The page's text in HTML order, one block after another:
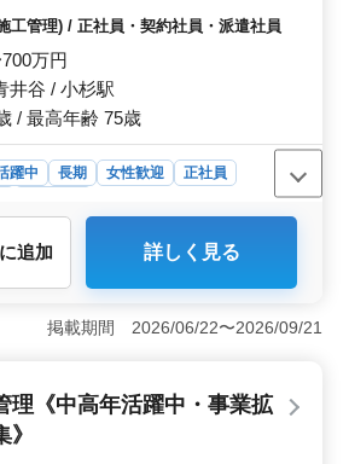
作成 ・工事の工程、品質、安全管理 ・
是非ご応募ください! 50代、60代の方も
です。 【有資格者優遇】 ・1級電気工
工管理技士 ・2級電気工事施工管理技士
工管理) / 正社員・契約社員・派遣社員
700万円
井谷 / 小杉駅
/ 最高年齢 75歳
躍中 長期 女性歓迎
正社員
＞ 正社員・契約社員・派遣社員と
態を用意しており、ご自身の希望に
また、大企業や官公庁からの受注を
な安定した雇用が期待できま
ップの機会＞ 電気工事施工管理
めており、経験者優遇の方針を採用
スキルアップや資格取得を目指す方
会が豊富にあります。 ＜働きや
勤務で土日祝が休みという働きやす
に追加 詳しく見る
掲載期間 2026/06/22〜2026/09/21
理《中高年活躍中・事業拡